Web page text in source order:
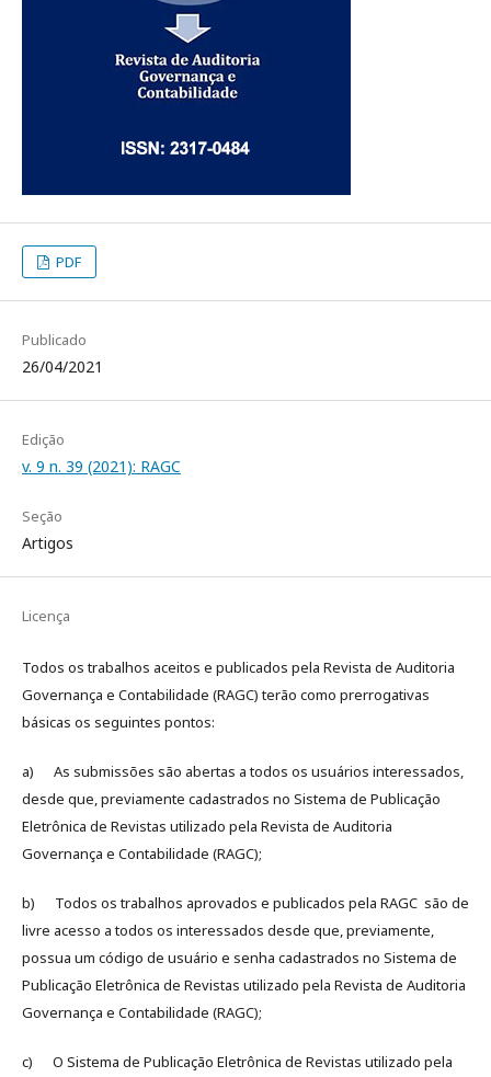
PDF
Publicado
26/04/2021
Edição
v. 9 n. 39 (2021): RAGC
Seção
Artigos
Licença
Todos os trabalhos aceitos e publicados pela Revista de Auditoria
Governança e Contabilidade (RAGC) terão como prerrogativas
básicas os seguintes pontos:
a) As submissões são abertas a todos os usuários interessados,
desde que, previamente cadastrados no Sistema de Publicação
Eletrônica de Revistas utilizado pela Revista de Auditoria
Governança e Contabilidade (RAGC);
b) Todos os trabalhos aprovados e publicados pela RAGC são de
livre acesso a todos os interessados desde que, previamente,
possua um código de usuário e senha cadastrados no Sistema de
Publicação Eletrônica de Revistas utilizado pela Revista de Auditoria
Governança e Contabilidade (RAGC);
c) O Sistema de Publicação Eletrônica de Revistas utilizado pela